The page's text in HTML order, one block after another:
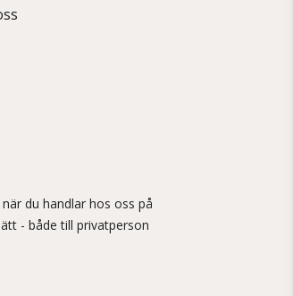
du handlar hos oss på
- både till privatperson